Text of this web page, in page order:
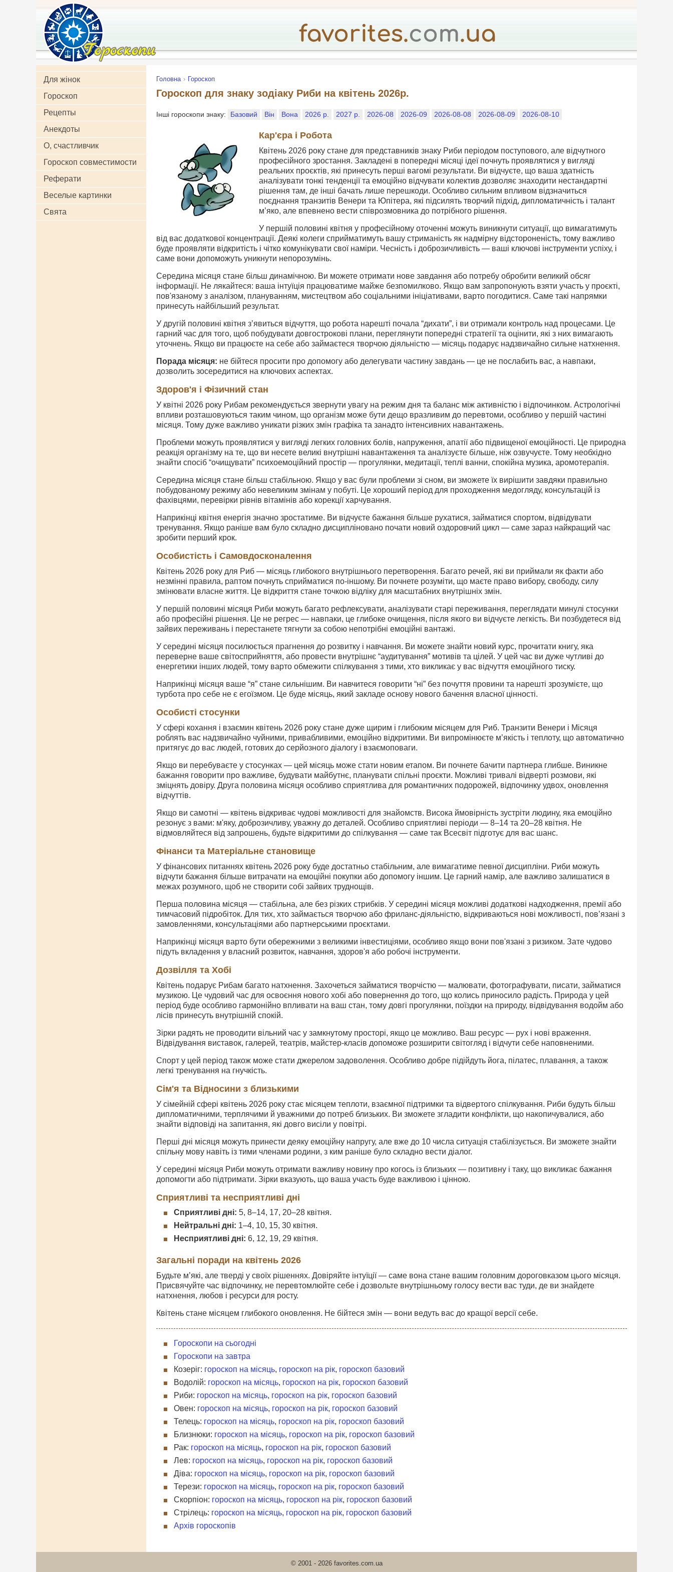
Для жінок
Гороскоп
Рецепты
Анекдоты
О, счастливчик
Гороскоп совместимости
Реферати
Веселые картинки
Свята
Головна Гороскоп
Гороскоп для знаку зодіаку Риби на квітень 2026р.
Інші гороскопи знаку: Базовий Він Вона 2026 р. 2027 р. 2026-08 2026-09 2026-08-08 2026-08-09 2026-08-10
Кар'єра і Робота
Квітень 2026 року стане для представників знаку Риби періодом поступового, але відчутного
професійного зростання. Закладені в попередні місяці ідеї почнуть проявлятися у вигляді
реальних проєктів, які принесуть перші вагомі результати. Ви відчуєте, що ваша здатність
аналізувати тонкі тенденції та емоційно відчувати колектив дозволяє знаходити нестандартні
рішення там, де інші бачать лише перешкоди. Особливо сильним впливом відзначиться
поєднання транзитів Венери та Юпітера, які підсилять творчий підхід, дипломатичність і талант
м’яко, але впевнено вести співрозмовника до потрібного рішення.
У першій половині квітня у професійному оточенні можуть виникнути ситуації, що вимагатимуть
від вас додаткової концентрації. Деякі колеги сприйматимуть вашу стриманість як надмірну відстороненість, тому важливо
буде проявляти відкритість і чітко комунікувати свої наміри. Чесність і доброзичливість — ваші ключові інструменти успіху, і
саме вони допоможуть уникнути непорозумінь.
Середина місяця стане більш динамічною. Ви можете отримати нове завдання або потребу обробити великий обсяг
інформації. Не лякайтеся: ваша інтуїція працюватиме майже безпомилково. Якщо вам запропонують взяти участь у проєкті,
пов'язаному з аналізом, плануванням, мистецтвом або соціальними ініціативами, варто погодитися. Саме такі напрямки
принесуть найбільший результат.
У другій половині квітня з’явиться відчуття, що робота нарешті почала “дихати”, і ви отримали контроль над процесами. Це
гарний час для того, щоб побудувати довгострокові плани, переглянути попередні стратегії та оцінити, які з них вимагають
уточнень. Якщо ви працюєте на себе або займаєтеся творчою діяльністю — місяць подарує надзвичайно сильне натхнення.
Порада місяця: не бійтеся просити про допомогу або делегувати частину завдань — це не послабить вас, а навпаки,
дозволить зосередитися на ключових аспектах.
Здоров'я і Фізичний стан
У квітні 2026 року Рибам рекомендується звернути увагу на режим дня та баланс між активністю і відпочинком. Астрологічні
впливи розташовуються таким чином, що організм може бути дещо вразливим до перевтоми, особливо у першій частині
місяця. Тому дуже важливо уникати різких змін графіка та занадто інтенсивних навантажень.
Проблеми можуть проявлятися у вигляді легких головних болів, напруження, апатії або підвищеної емоційності. Це природна
реакція організму на те, що ви несете великі внутрішні навантаження та аналізуєте більше, ніж озвучуєте. Тому необхідно
знайти спосіб “очищувати” психоемоційний простір — прогулянки, медитації, теплі ванни, спокійна музика, аромотерапія.
Середина місяця стане більш стабільною. Якщо у вас були проблеми зі сном, ви зможете їх вирішити завдяки правильно
побудованому режиму або невеликим змінам у побуті. Це хороший період для проходження медогляду, консультацій із
фахівцями, перевірки рівнів вітамінів або корекції харчування.
Наприкінці квітня енергія значно зростатиме. Ви відчуєте бажання більше рухатися, займатися спортом, відвідувати
тренування. Якщо раніше вам було складно дисципліновано почати новий оздоровчий цикл — саме зараз найкращий час
зробити перший крок.
Особистість і Самовдосконалення
Квітень 2026 року для Риб — місяць глибокого внутрішнього перетворення. Багато речей, які ви приймали як факти або
незмінні правила, раптом почнуть сприйматися по-іншому. Ви почнете розуміти, що маєте право вибору, свободу, силу
змінювати власне життя. Це відкриття стане точкою відліку для масштабних внутрішніх змін.
У першій половині місяця Риби можуть багато рефлексувати, аналізувати старі переживання, переглядати минулі стосунки
або професійні рішення. Це не регрес — навпаки, це глибоке очищення, після якого ви відчуєте легкість. Ви позбудетеся від
зайвих переживань і перестанете тягнути за собою непотрібні емоційні вантажі.
У середині місяця посилюється прагнення до розвитку і навчання. Ви можете знайти новий курс, прочитати книгу, яка
переверне ваше світосприйняття, або провести внутрішнє “аудитування” мотивів та цілей. У цей час ви дуже чутливі до
енергетики інших людей, тому варто обмежити спілкування з тими, хто викликає у вас відчуття емоційного тиску.
Наприкінці місяця ваше “я” стане сильнішим. Ви навчитеся говорити “ні” без почуття провини та нарешті зрозумієте, що
турбота про себе не є егоїзмом. Це буде місяць, який закладе основу нового бачення власної цінності.
Особисті стосунки
У сфері кохання і взаємин квітень 2026 року стане дуже щирим і глибоким місяцем для Риб. Транзити Венери і Місяця
роблять вас надзвичайно чуйними, привабливими, емоційно відкритими. Ви випромінюєте м’якість і теплоту, що автоматично
притягує до вас людей, готових до серйозного діалогу і взаємоповаги.
Якщо ви перебуваєте у стосунках — цей місяць може стати новим етапом. Ви почнете бачити партнера глибше. Виникне
бажання говорити про важливе, будувати майбутнє, планувати спільні проєкти. Можливі тривалі відверті розмови, які
зміцнять довіру. Друга половина місяця особливо сприятлива для романтичних подорожей, відпочинку удвох, оновлення
відчуттів.
Якщо ви самотні — квітень відкриває чудові можливості для знайомств. Висока ймовірність зустріти людину, яка емоційно
резонує з вами: м'яку, доброзичливу, уважну до деталей. Особливо сприятливі періоди — 8–14 та 20–28 квітня. Не
відмовляйтеся від запрошень, будьте відкритими до спілкування — саме так Всесвіт підготує для вас шанс.
Фінанси та Матеріальне становище
У фінансових питаннях квітень 2026 року буде достатньо стабільним, але вимагатиме певної дисципліни. Риби можуть
відчути бажання більше витрачати на емоційні покупки або допомогу іншим. Це гарний намір, але важливо залишатися в
межах розумного, щоб не створити собі зайвих труднощів.
Перша половина місяця — стабільна, але без різких стрибків. У середині місяця можливі додаткові надходження, премії або
тимчасовий підробіток. Для тих, хто займається творчою або фриланс-діяльністю, відкриваються нові можливості, пов’язані з
замовленнями, консультаціями або партнерськими проєктами.
Наприкінці місяця варто бути обережними з великими інвестиціями, особливо якщо вони пов'язані з ризиком. Зате чудово
підуть вкладення у власний розвиток, навчання, здоров'я або робочі інструменти.
Дозвілля та Хобі
Квітень подарує Рибам багато натхнення. Захочеться займатися творчістю — малювати, фотографувати, писати, займатися
музикою. Це чудовий час для освоєння нового хобі або повернення до того, що колись приносило радість. Природа у цей
період буде особливо гармонійно впливати на ваш стан, тому довгі прогулянки, поїздки на природу, відвідування водойм або
лісів принесуть внутрішній спокій.
Зірки радять не проводити вільний час у замкнутому просторі, якщо це можливо. Ваш ресурс — рух і нові враження.
Відвідування виставок, галерей, театрів, майстер-класів допоможе розширити світогляд і відчути себе наповненими.
Спорт у цей період також може стати джерелом задоволення. Особливо добре підійдуть йога, пілатес, плавання, а також
легкі тренування на гнучкість.
Сім'я та Відносини з близькими
У сімейній сфері квітень 2026 року стає місяцем теплоти, взаємної підтримки та відвертого спілкування. Риби будуть більш
дипломатичними, терплячими й уважними до потреб близьких. Ви зможете згладити конфлікти, що накопичувалися, або
знайти відповіді на запитання, які довго висіли у повітрі.
Перші дні місяця можуть принести деяку емоційну напругу, але вже до 10 числа ситуація стабілізується. Ви зможете знайти
спільну мову навіть із тими членами родини, з ким раніше було складно вести діалог.
У середині місяця Риби можуть отримати важливу новину про когось із близьких — позитивну і таку, що викликає бажання
допомогти або підтримати. Зірки вказують, що ваша участь буде важливою і цінною.
Сприятливі та несприятливі дні
Сприятливі дні: 5, 8–14, 17, 20–28 квітня.
Нейтральні дні: 1–4, 10, 15, 30 квітня.
Неспpиятливі дні: 6, 12, 19, 29 квітня.
Загальні поради на квітень 2026
Будьте м’які, але тверді у своїх рішеннях. Довіряйте інтуїції — саме вона стане вашим головним дороговказом цього місяця.
Присвячуйте час відпочинку, не перевтомлюйте себе і дозвольте внутрішньому голосу вести вас туди, де ви знайдете
натхнення, любов і ресурси для росту.
Квітень стане місяцем глибокого оновлення. Не бійтеся змін — вони ведуть вас до кращої версії себе.
Гороскопи на сьогодні
Гороскопи на завтра
Козеріг: гороскоп на місяць, гороскоп на рік, гороскоп базовий
Водолій: гороскоп на місяць, гороскоп на рік, гороскоп базовий
Риби: гороскоп на місяць, гороскоп на рік, гороскоп базовий
Овен: гороскоп на місяць, гороскоп на рік, гороскоп базовий
Телець: гороскоп на місяць, гороскоп на рік, гороскоп базовий
Близнюки: гороскоп на місяць, гороскоп на рік, гороскоп базовий
Рак: гороскоп на місяць, гороскоп на рік, гороскоп базовий
Лев: гороскоп на місяць, гороскоп на рік, гороскоп базовий
Діва: гороскоп на місяць, гороскоп на рік, гороскоп базовий
Терези: гороскоп на місяць, гороскоп на рік, гороскоп базовий
Скорпіон: гороскоп на місяць, гороскоп на рік, гороскоп базовий
Стрілець: гороскоп на місяць, гороскоп на рік, гороскоп базовий
Архів гороскопів
© 2001 - 2026 favorites.com.ua